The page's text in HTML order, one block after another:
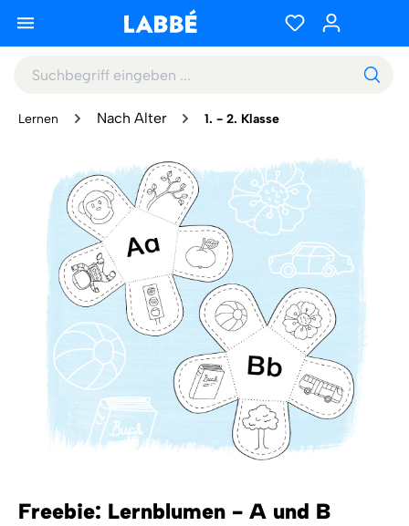
Lernen Nach Alter 1. - 2. Klasse
Freebie: Lernblumen - A und B